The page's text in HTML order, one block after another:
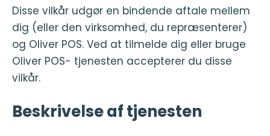
Disse vilkår udgør en bindende aftale mellem
dig (eller den virksomhed, du repræsenterer)
og Oliver POS. Ved at tilmelde dig eller bruge
Oliver POS- tjenesten accepterer du disse
vilkår.
Beskrivelse af tjenesten